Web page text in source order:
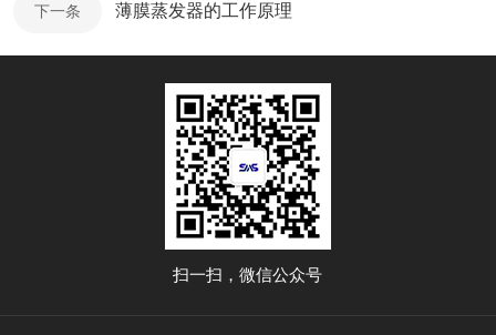
下一条 薄膜蒸发器的工作原理
扫一扫，微信公众号